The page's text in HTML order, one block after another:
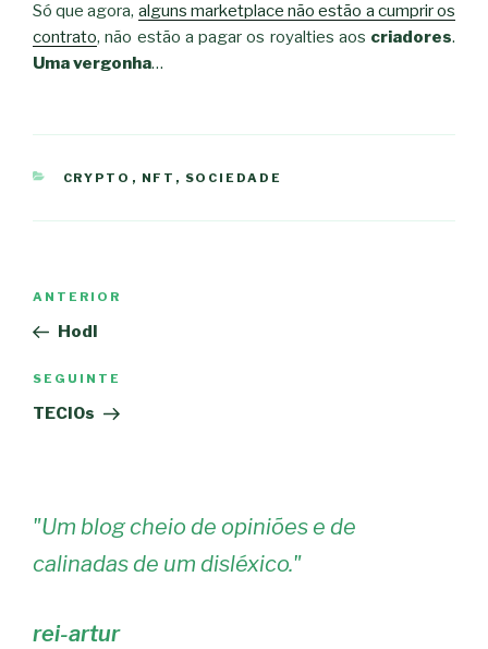
Só que agora, alguns marketplace não estão a cumprir os
contrato, não estão a pagar os royalties aos criadores.
Uma vergonha…
CATEGORIAS
CRYPTO , NFT , SOCIEDADE
artigos
Conteúdo
anterior
ANTERIOR
Hodl
Conteúdo
seguinte
SEGUINTE
TECIOs
"Um blog cheio de opiniões e de
calinadas de um disléxico."
rei-artur